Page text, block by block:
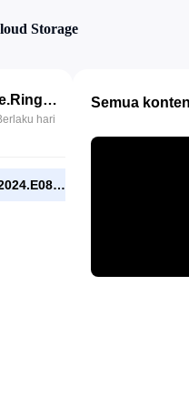
Storage
When.The.Phone.Rings.2024.E08.720p.NF.WEB.[RMC].mp4
hari
When.The.Phone.Rings.2024.E08.720p.NF.WEB.[RMC].mp4
Semua